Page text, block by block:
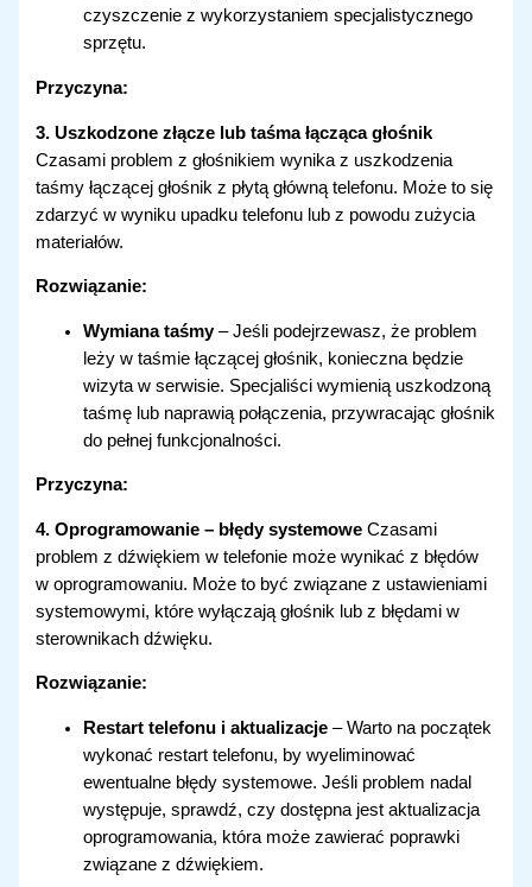
czyszczenie z wykorzystaniem specjalistycznego
sprzętu.
Przyczyna:
3. Uszkodzone złącze lub taśma łącząca głośnik
Czasami problem z głośnikiem wynika z uszkodzenia
taśmy łączącej głośnik z płytą główną telefonu. Może to się
zdarzyć w wyniku upadku telefonu lub z powodu zużycia
materiałów.
Rozwiązanie:
Wymiana taśmy– Jeśli podejrzewasz, że problem
leży w taśmie łączącej głośnik, konieczna będzie
wizyta w serwisie. Specjaliści wymienią uszkodzoną
taśmę lub naprawią połączenia, przywracając głośnik
do pełnej funkcjonalności.
Przyczyna:
4. Oprogramowanie – błędy systemowe Czasami
problem z dźwiękiem w telefonie może wynikać z błędów
w oprogramowaniu. Może to być związane z ustawieniami
systemowymi, które wyłączają głośnik lub z błędami w
sterownikach dźwięku.
Rozwiązanie:
Restart telefonu i aktualizacje – Warto na początek
wykonać restart telefonu, by wyeliminować
ewentualne błędy systemowe. Jeśli problem nadal
występuje, sprawdź, czy dostępna jest aktualizacja
oprogramowania, która może zawierać poprawki
związane z dźwiękiem.